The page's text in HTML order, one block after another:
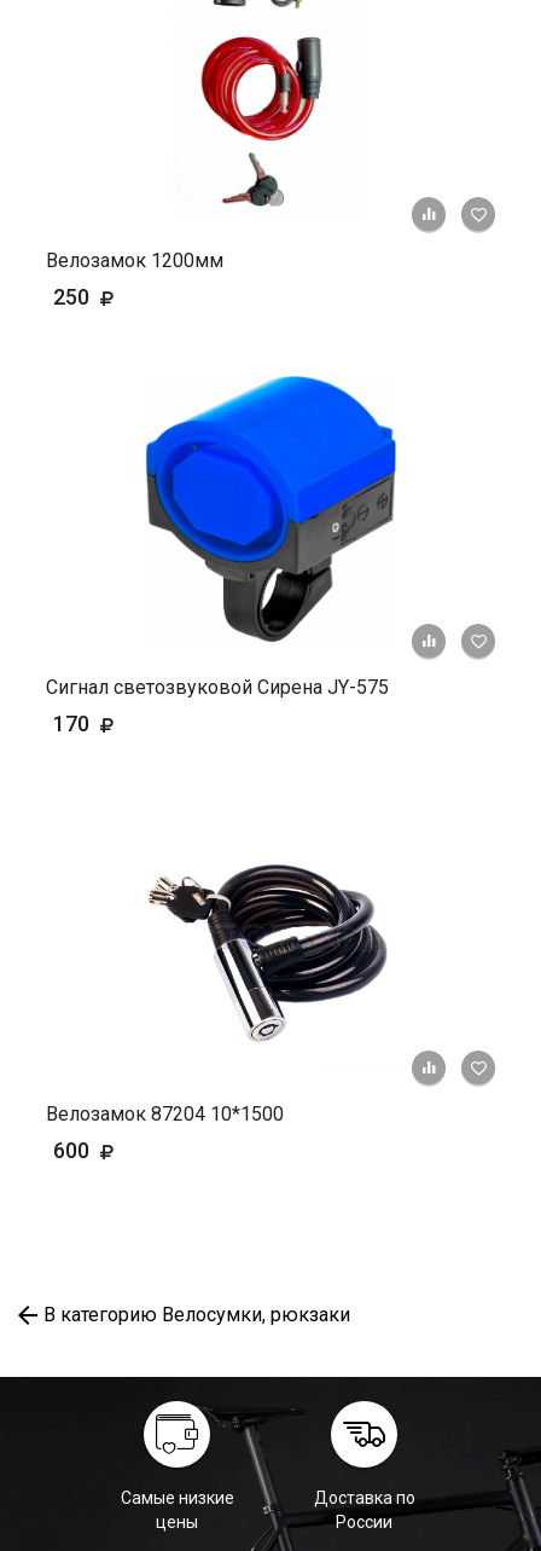
+ К
Велозамок 1200мм
250
+ К
Сигнал светозвуковой Сирена JY-575
170
+ К
Велозамок 87204 10*1500
600
В категорию Велосумки, рюкзаки
Самые низкие
цены
Доставка по
России